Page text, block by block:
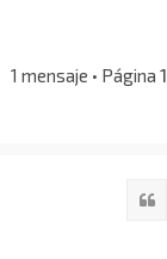
1 mensaje • Página1